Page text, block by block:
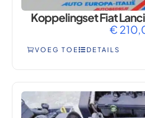
Koppelingset Fiat
€
VOEG TOE DETAILS